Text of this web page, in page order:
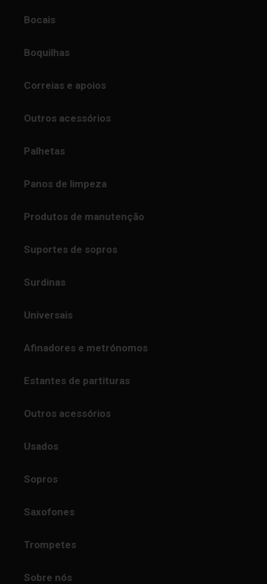
Bocais
Boquilhas
Correias e apoios
Outros acessórios
Palhetas
Panos de limpeza
Produtos de manutenção
Suportes de sopros
Surdinas
Universais
Afinadores e metrónomos
Estantes de partituras
Outros acessórios
Usados
Sopros
Saxofones
Trompetes
Sobre nós